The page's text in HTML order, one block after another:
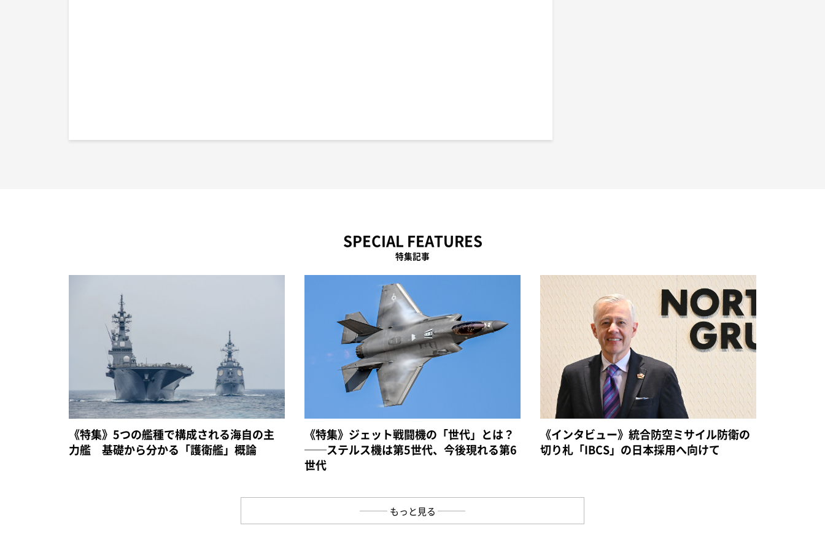
SPECIAL FEATURES
特集記事
《特集》5つの艦種で構成される海自の主
力艦 基礎から分かる「護衛艦」概論
《特集》ジェット戦闘機の「世代」とは？
──ステルス機は第5世代、今後現れる第6
世代
《インタビュー》統合防空ミサイル防衛の
切り札「IBCS」の日本採用へ向けて
もっと見る